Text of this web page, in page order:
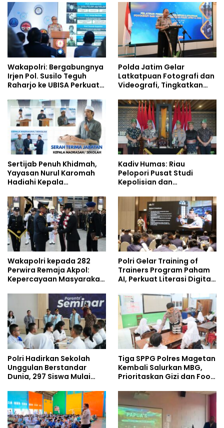
Siswa Sekolah Rakyat
Wakapolri: Bergabungnya
Irjen Pol. Susilo Teguh
Raharjo ke UBISA Perkuat
Studi Kepolisian
Polda Jatim Gelar
Latkatpuan Fotografi dan
Videografi, Tingkatkan
Era Digital
Sertijab Penuh Khidmah,
Yayasan Nurul Karomah
Hadiahi Kepala
Umrah
Kadiv Humas: Riau
Pelopori Pusat Studi
Kepolisian dan
Policing Masuki Babak
Wakapolri kepada 282
Perwira Remaja Akpol:
Kepercayaan Masyarakat
Polri Gelar Training of
Trainers Program Paham
AI, Perkuat Literasi Digital
Polri Hadirkan Sekolah
Unggulan Berstandar
Dunia, 297 Siswa Mulai
Tiga SPPG Polres Magetan
Kembali Salurkan MBG,
Prioritaskan Gizi dan Food